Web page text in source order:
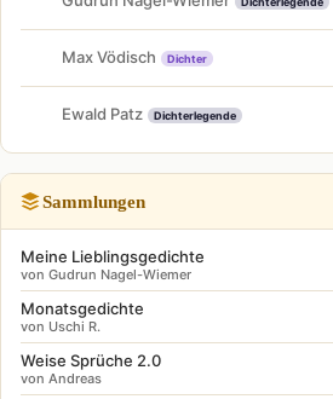
Max Vödisch Dichter
Ewald Patz Dichterlegende
Sammlungen
Meine Lieblingsgedichte
von Gudrun Nagel-Wiemer
Monatsgedichte
von Uschi R.
Weise Sprüche 2.0
von Andreas